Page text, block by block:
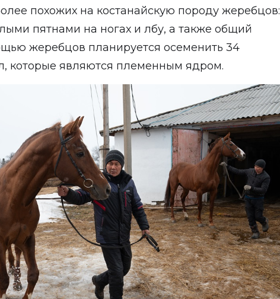
похожих на костанайскую породу жеребцов:
пятнами на ногах и лбу, а также общий
жеребцов планируется осеменить 34
которые являются племенным ядром.